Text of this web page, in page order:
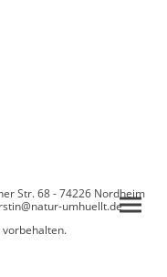
Str. 68 - 74226 Nordheim
umhuellt.de